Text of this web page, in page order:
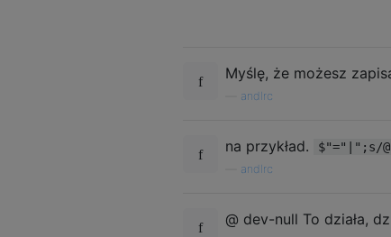
Myślę, że możesz
andlrc
na przykład. $"="|";s/
andlrc
@ dev-null To działa,